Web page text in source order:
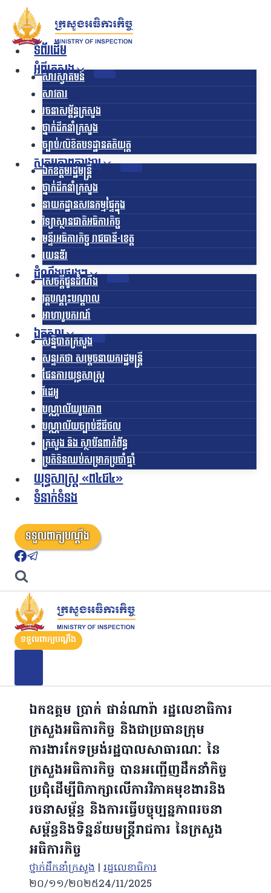
contentទំព័រដើម
អំពីក្រសួង
សារស្វាគមន៍
សាវតារ
រចនាសម្ព័ន្ធក្រសួង​
ថ្នាក់ដឹកនាំក្រសួង
ច្បាប់/លិខិតបទដ្ឋានគតិយុត្ត
សកម្មភាពការងារ
ឯកឧត្ដមរដ្ឋមន្ត្រី
ថ្នាក់ដឹកនាំក្រសួង
នាយកដ្ឋានសវនកម្មផ្ទៃក្នុង
វិទ្យាស្ថានជាតិអធិការកិច្ច
មន្ទីរអធិការកិច្ច រាជធានី-ខេត្ត
យេនឌ័រ
ដំណឹងផ្សេងៗ
សេចក្តីជូនដំណឹង
វគ្គបណ្តុះបណ្តាល
អាហារូបករណ៍
ឯកសារ
សន្និបាតក្រសួង
សន្ទរកថា សម្តេចនាយករដ្ឋមន្ត្រី
ផែនការយុទ្ធសាស្រ្ត
វីដេអូ
បណ្ណាល័យរូបភាព
បណ្ណាល័យច្បាប់ឌីជីថល
ក្រសួង និង ស្ថាប័នពាក់ព័ន្ធ
ប្រតិទិនឈប់សម្រាកប្រចាំឆ្នាំ
យុទ្ធសាស្ត្រ «ព៤ជ៤»
ទំនាក់ទំនង
ទទួលពាក្យបណ្តឹង
ទទួលពាក្យបណ្តឹង
ឯកឧត្តម ប្រាក់ ផាន់ណារ៉ា រដ្ឋលេខាធិការ
ក្រសួងអធិការកិច្ច និងជាប្រធានក្រុម
ការងារកែទម្រង់រដ្ឋបាលសាធារណៈ នៃ
ក្រសួងអធិការកិច្ច បានអញ្ជើញដឹកនាំកិច្ច
ប្រជុំដើម្បីពិភាក្សាលើការវិភាគមុខងារនិង
រចនាសម្ព័ន្ធ និងការធ្វើបច្ចុប្បន្នភាពរចនា
សម្ព័ន្ធនិងទិន្នន័យមន្រ្តីរាជការ នៃក្រសួង
អធិការកិច្ច
ថ្នាក់ដឹកនាំក្រសួង | រដ្ឋលេខាធិការ
២០/១១/២០២៥24/11/2025